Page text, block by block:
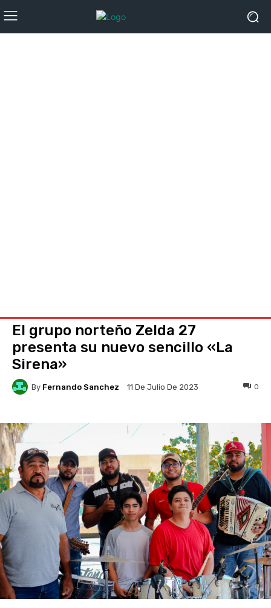
El grupo norteño Zelda 27
presenta su nuevo sencillo «La
Sirena»
By Fernando Sanchez 11 De Julio De 2023 0